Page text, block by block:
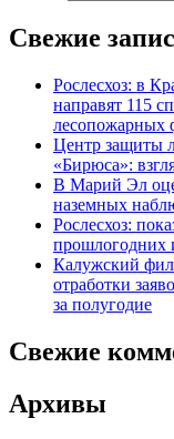
Свежие
Рослесхоз: в
направят 115
лесопожарных
Центр защиты
«Бирюса»:
В Марий Эл
наземных
Рослесхоз:
прошлогодних
Калужский
отработки
за полугодие
Свежие
Архивы